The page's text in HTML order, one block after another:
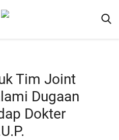
Tim Joint
Dugaan
Dokter